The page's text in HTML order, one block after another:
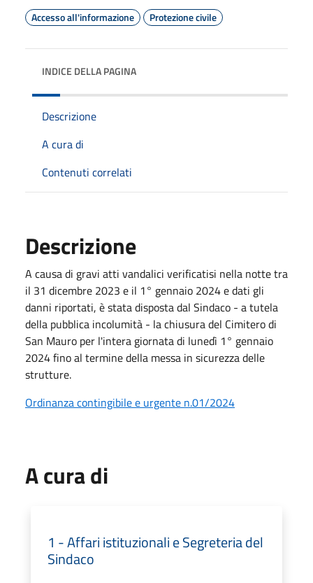
Accesso all'informazione
Protezione civile
INDICE DELLA PAGINA
Descrizione
A cura di
Contenuti correlati
Descrizione
A causa di gravi atti vandalici verificatisi nella notte tra
il 31 dicembre 2023 e il 1° gennaio 2024 e dati gli
danni riportati, è stata disposta dal Sindaco - a tutela
della pubblica incolumità - la chiusura del Cimitero di
San Mauro per l'intera giornata di lunedì 1° gennaio
2024 fino al termine della messa in sicurezza delle
strutture.
Ordinanza contingibile e urgente n.01/2024
A cura di
1 - Affari istituzionali e Segreteria del
Sindaco